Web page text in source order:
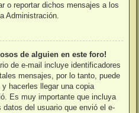
o reportar dichos mensajes a los
Administración.
de alguien en este foro!
de e-mail incluye identificadores
mensajes, por lo tanto, puede
hacerles llegar una copia
Es muy importante que incluya
del usuario que envió el e-